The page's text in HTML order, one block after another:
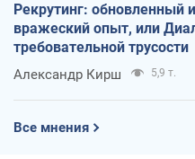
Рекрутинг: обновленный
вражеский опыт, или
требовательной трусости
Александр Кирш 5,9 т.
Все мнения